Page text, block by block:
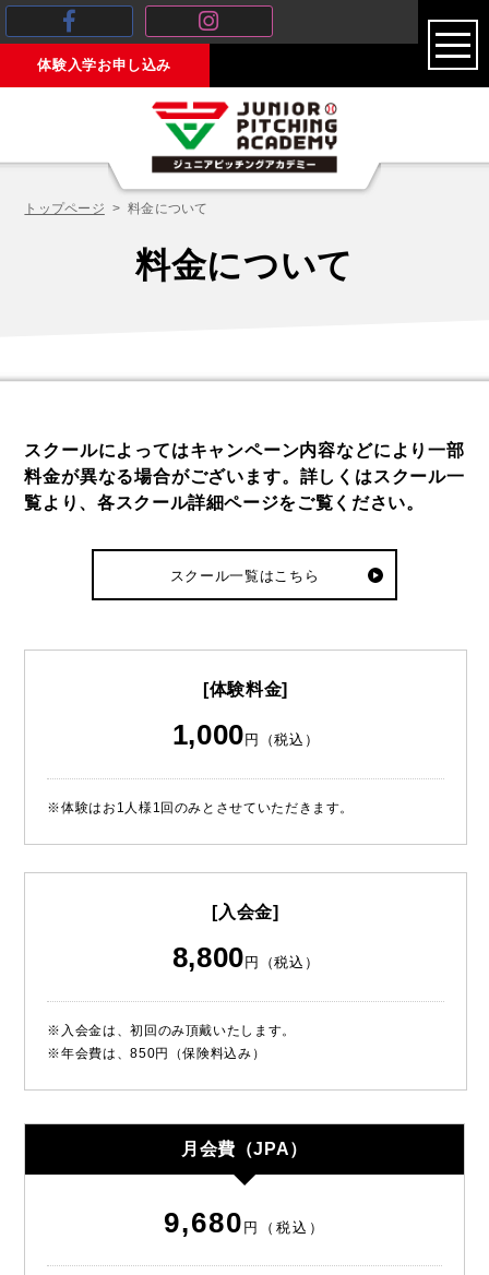
体験入学お申し込み
toggle
トップページ 料金について
料金について
スクールによってはキャンペーン内容などにより一部
料金が異なる場合がございます。 詳しくはスクール一
覧より、各スクール詳細ページをご覧ください。
スクール一覧はこちら
[体験料金]
1,000 円（税込）
※体験はお1人様1回のみとさせていただきます。
[入会金]
8,800 円（税込）
※入会金は、初回のみ頂戴いたします。
※年会費は、850円（保険料込み）
月会費（JPA）
9,680 円（税込）